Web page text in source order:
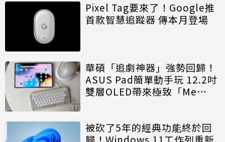
Pixel Tag要來了！Google推
首款智慧追蹤器 傳本月登場
華碩「追劇神器」強勢回歸！
ASUS Pad簡單動手玩 12.2吋
雙層OLED帶來極致「Me
被砍了5年的經典功能終於回